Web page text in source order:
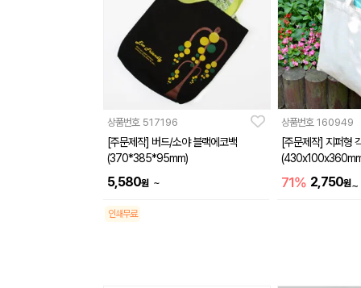
상품번호 517196
[주문제작] 버드/소야 블랙에코백
(370*385*95mm)
5,580원 ~
인쇄무료
상품번호 160949
[주문제작] 지퍼형
71% 2,750원~